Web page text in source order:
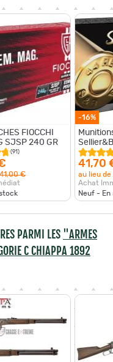
FIOCCHI
SJSP 240 GR
(91)
41,00 €
-16%
41,70
au lieu de
Achat
Neuf - En
PARMI LES "ARMES
C CHIAPPA 1892